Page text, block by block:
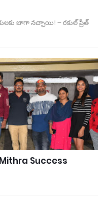
బాగా నచ్చాయి! – రకుల్‌ ప్రీత్‌
Success